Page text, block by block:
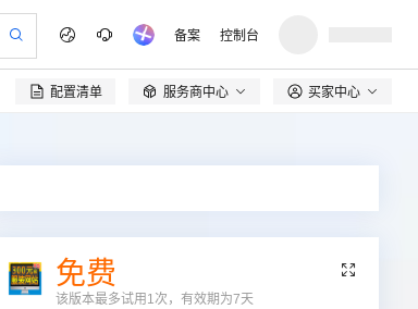
备案 控制台
配置清单  服务商中心 买家中心

免费
该版本最多试用1次，有效期为7天